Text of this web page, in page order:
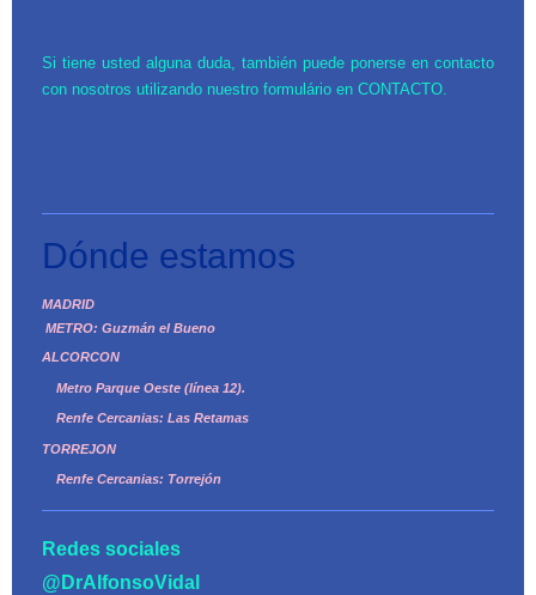
Si tiene usted alguna duda, también puede ponerse en contacto
con nosotros utilizando nuestro formulário en CONTACTO.
Dónde estamos
MADRID
METRO: Guzmán el Bueno
ALCORCON
Metro Parque Oeste (línea 12).
Renfe Cercanias: Las Retamas
TORREJON
Renfe Cercanias: Torrejón
Redes sociales
@DrAlfonsoVidal